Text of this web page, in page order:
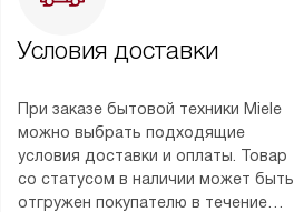
Условия доставки
При заказе бытовой техники Miele
можно выбрать подходящие
условия доставки и оплаты. Товар
со статусом в наличии может быть
отгружен покупателю в течение